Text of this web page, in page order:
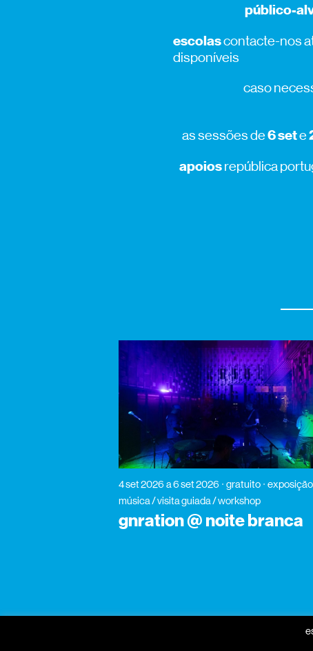
público-
escolascontacte-nos
disponíveis
caso
as sessões de6 sete
apoiosrepública
4 set 2026 a 6 set 2026 gratuito
música / visita guiada / workshop
gnration @ noite branca